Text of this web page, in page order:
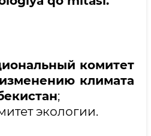
комитет
климата
;
экологии.